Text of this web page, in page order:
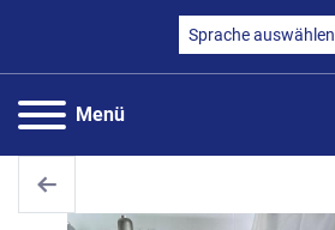
Sprache auswählen
Menü